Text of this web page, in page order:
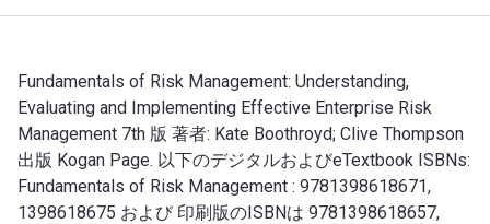
Fundamentals of Risk Management: Understanding,
Evaluating and Implementing Effective Enterprise Risk
Management 7th 版 著者: Kate Boothroyd; Clive Thompson
出版 Kogan Page. 以下のデジタルおよびeTextbook ISBNs:
Fundamentals of Risk Management : 9781398618671,
1398618675 および 印刷版のISBNは 9781398618657,